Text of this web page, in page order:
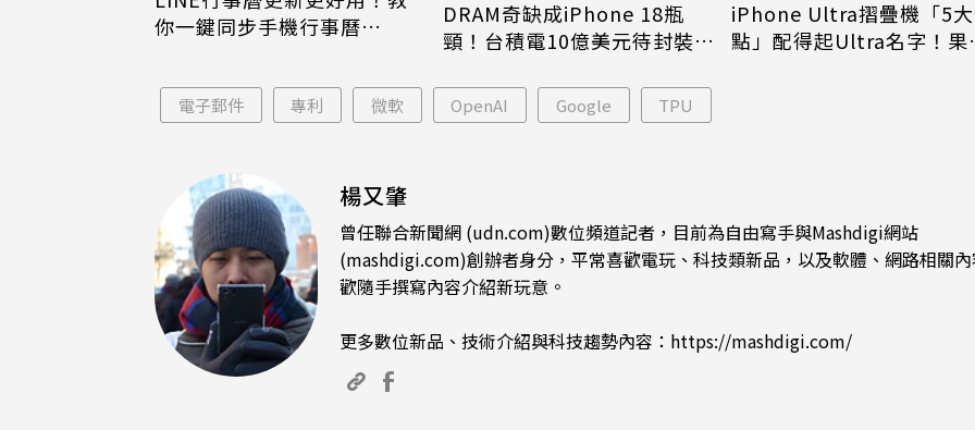
你一鍵同步手機行事曆
DRAM奇缺成iPhone 18瓶
頸！台積電10億美元待封裝晶
iPhone Ultra摺疊機「5
點」配得起Ultra名字！果
電子郵件 專利 微軟 OpenAI Google TPU
楊又肇
曾任聯合新聞網 (udn.com)數位頻道記者，目前為自由寫手與Mashdigi網站
(mashdigi.com)創辦者身分，平常喜歡電玩、科技類新品，以及軟體、網路相關
歡隨手撰寫內容介紹新玩意。
更多數位新品、技術介紹與科技趨勢內容： https://mashdigi.com/